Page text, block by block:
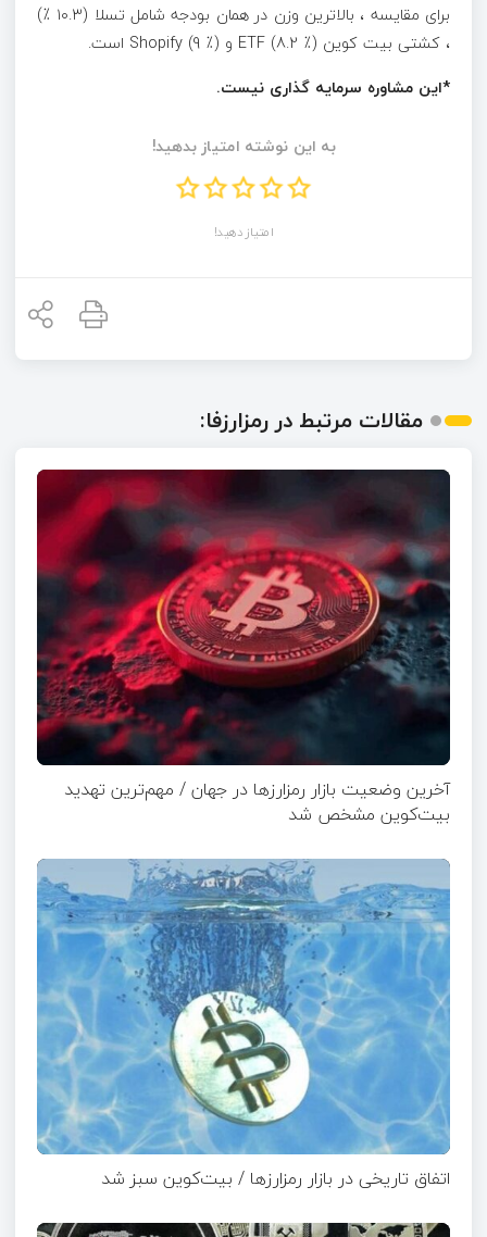
برای مقایسه ، بالاترین وزن در همان بودجه شامل تسلا (۱۰.۳ ٪)
، کشتی بیت کوین ETF (8.2 ٪) و Shopify (9 ٪) است.
*این مشاوره سرمایه گذاری نیست.
به این نوشته امتیاز بدهید!
امتیاز دهید!
مقالات مرتبط در رمزارزفا:
آخرین وضعیت بازار رمزارزها در جهان / مهم‌ترین تهدید
بیت‌کوین مشخص شد
اتفاق تاریخی در بازار رمزارزها / بیت‌کوین سبز شد